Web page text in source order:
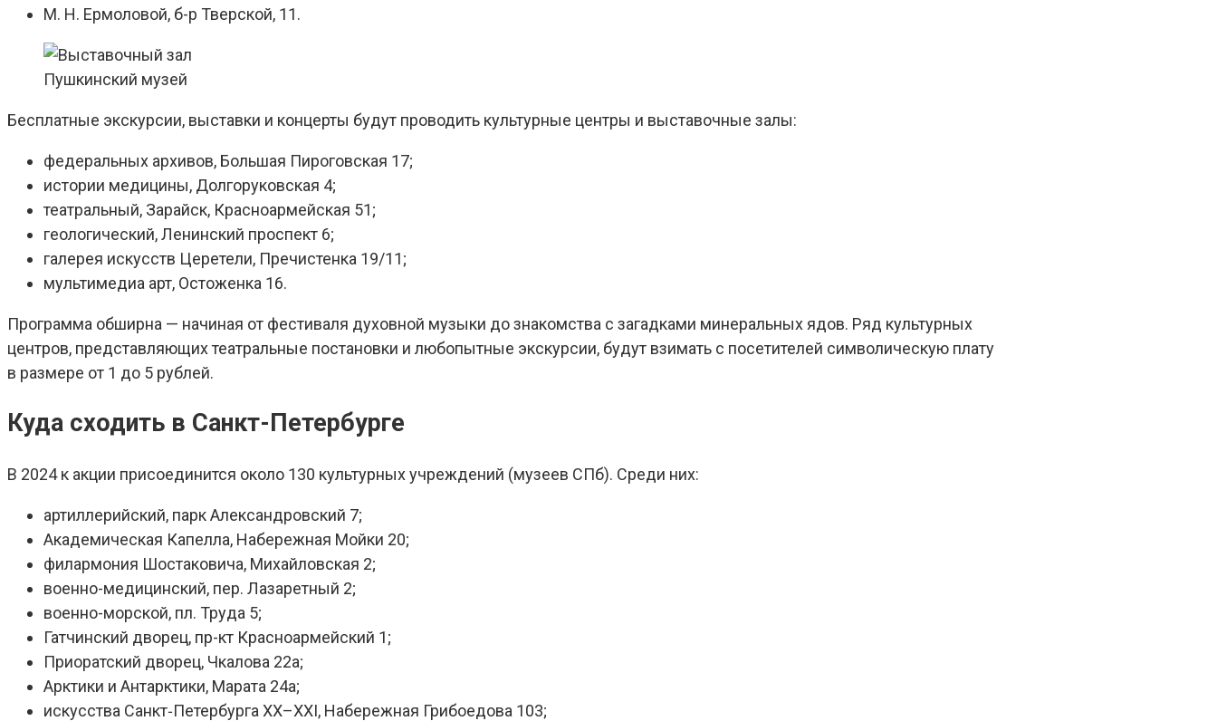
М. Н. Ермоловой, б-р Тверской, 11.
Пушкинский музей
Бесплатные экскурсии, выставки и концерты будут проводить культурные центры и выставочные залы:
федеральных архивов, Большая Пироговская 17;
истории медицины, Долгоруковская 4;
театральный, Зарайск, Красноармейская 51;
геологический, Ленинский проспект 6;
галерея искусств Церетели, Пречистенка 19/11;
мультимедиа арт, Остоженка 16.
Программа обширна — начиная от фестиваля духовной музыки до знакомства с загадками минеральных ядов. Ряд культурных
центров, представляющих театральные постановки и любопытные экскурсии, будут взимать с посетителей символическую плату
в размере от 1 до 5 рублей.
Куда сходить в Санкт-Петербурге
В 2024 к акции присоединится около 130 культурных учреждений (музеев СПб). Среди них:
артиллерийский, парк Александровский 7;
Академическая Капелла, Набережная Мойки 20;
филармония Шостаковича, Михайловская 2;
военно-медицинский, пер. Лазаретный 2;
военно-морской, пл. Труда 5;
Гатчинский дворец, пр-кт Красноармейский 1;
Приоратский дворец, Чкалова 22а;
Арктики и Антарктики, Марата 24а;
искусства Санкт‑Петербурга XX–XXI, Набережная Грибоедова 103;